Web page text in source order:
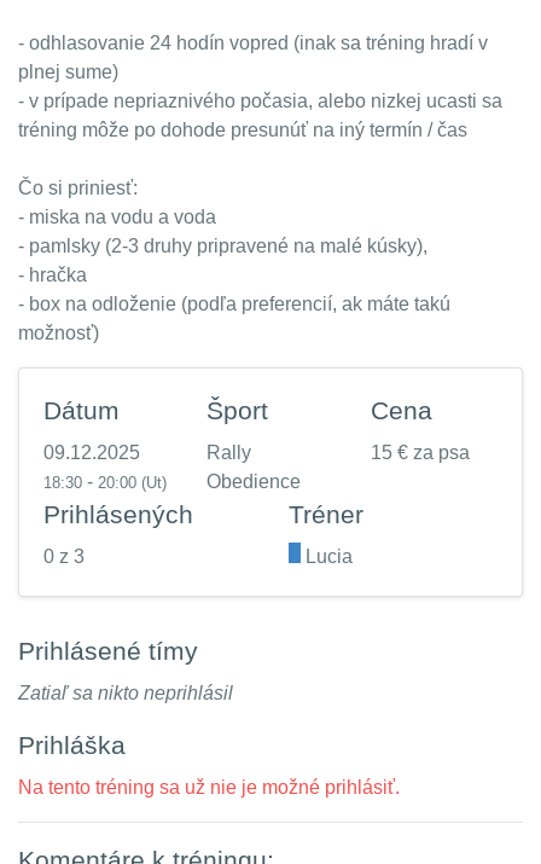
- odhlasovanie 24 hodín vopred (inak sa tréning hradí v
plnej sume)
- v prípade nepriaznivého počasia, alebo nizkej ucasti sa
tréning môže po dohode presunúť na iný termín / čas
Čo si priniesť:
- miska na vodu a voda
- pamlsky (2-3 druhy pripravené na malé kúsky),
- hračka
- box na odloženie (podľa preferencií, ak máte takú
možnosť)
Dátum
09.12.2025
18:30 - 20:00 (Ut)
Šport
Rally
Obedience
Cena
15 € za psa
Prihlásených
0 z 3
Tréner
Lucia
Prihlásené tímy
Zatiaľ sa nikto neprihlásil
Prihláška
Na tento tréning sa už nie je možné prihlásiť.